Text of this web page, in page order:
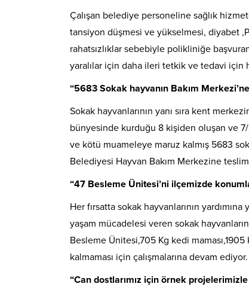
Çalışan belediye personeline sağlık
tansiyon düşmesi ve yükselmesi, diyabet
rahatsızlıklar sebebiyle polikliniğe
yaralılar için daha ileri tetkik ve tedavi için
“5683 Sokak hayvanın Bakım Merkezi’ne
Sokak hayvanlarının yanı sıra kent
bünyesinde kurduğu 8 kişiden oluşan ve
ve kötü muameleye maruz kalmış 5683
Belediyesi Hayvan Bakım Merkezine
“47 Besleme Ünitesi’ni ilçemizde
Her fırsatta sokak hayvanlarının
yaşam mücadelesi veren sokak
Besleme Ünitesi,705 Kg kedi maması,1905
kalmaması için çalışmalarına devam ediyor.
“Can dostlarımız için örnek